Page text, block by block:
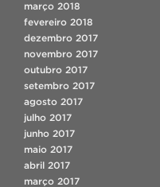
março 2018
fevereiro 2018
dezembro 2017
novembro 2017
outubro 2017
setembro 2017
agosto 2017
julho 2017
junho 2017
maio 2017
abril 2017
março 2017